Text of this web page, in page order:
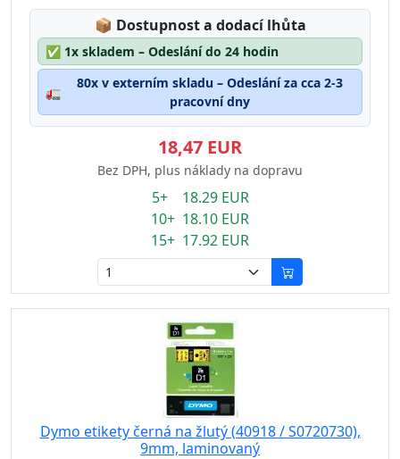
📦 Lagerstatus:
Dostupnost a dodací lhůta
✅ 1x skladem – Odeslání do 24 hodin
🚛
80x v externím skladu – Odeslání za cca 2-3
pracovní dny
18,47 EUR
Bez DPH, plus náklady na dopravu
5+ 18.29 EUR
10+ 18.10 EUR
15+ 17.92 EUR
Dymo etikety černá na žlutý (40918 / S0720730),
9mm, laminovaný